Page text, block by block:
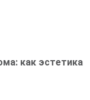
как эстетика